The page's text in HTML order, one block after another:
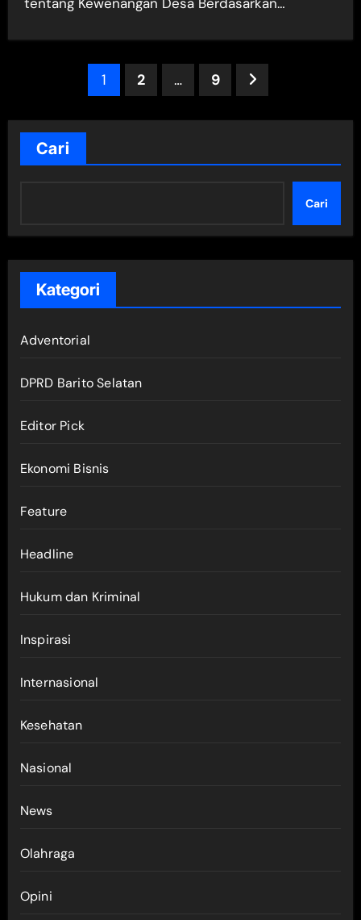
Paginasi
pos
1 2 … 9
Cari
Cari
Kategori
Adventorial
DPRD Barito Selatan
Editor Pick
Ekonomi Bisnis
Feature
Headline
Hukum dan Kriminal
Inspirasi
Internasional
Kesehatan
Nasional
News
Olahraga
Opini